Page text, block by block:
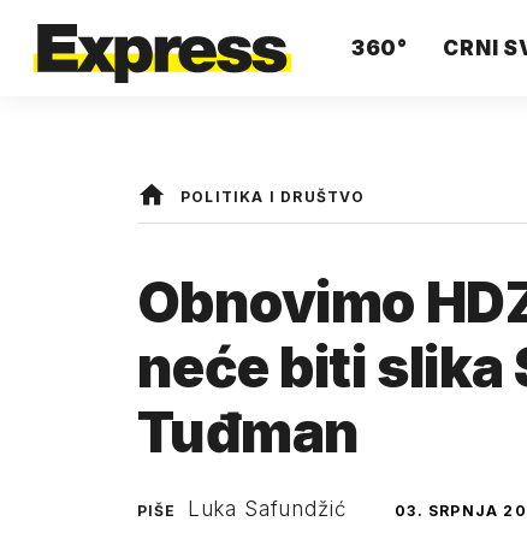
360° CRNI
POLITIKA I DRUŠTVO
Obnovimo
neće biti slika
Tuđman
PIŠE Luka Safundžić 03. SRPNJA